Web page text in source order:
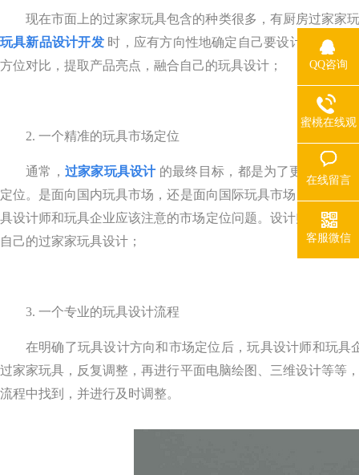
现在市面上的过家家玩具包含的种类很多，有厨房过家家玩
玩具新品设计开发 时，应有方向性地确定自己要设计的过家
方位对比，提取产品亮点，融合自己的玩具设计；
2. 一个精准的玩具市场定位
通常， 过家家玩具设计 的最终目标，都是为了更好地在市
定位。是面向国内玩具市场，还是面向国际玩具市场？面向
具设计师和玩具企业应该注意的市场定位问题。设计师和企业不
自己的过家家玩具设计；
3. 一个专业的玩具设计流程
在明确了玩具设计方向和市场定位后，玩具设计师和玩
过家家玩具，反复调整，再进行平面电脑绘图、三维设计等
流程中找到，并进行及时调整。
QQ咨询
蜜桃在线观
在线留言
客服微信